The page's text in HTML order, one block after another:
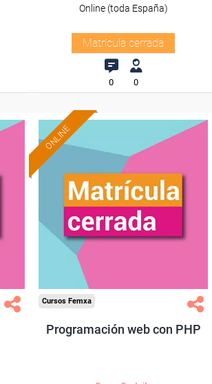
Online (toda España)
Matrícula cerrada
0 0
ONLINE
Cursos Femxa
Programación web con PHP